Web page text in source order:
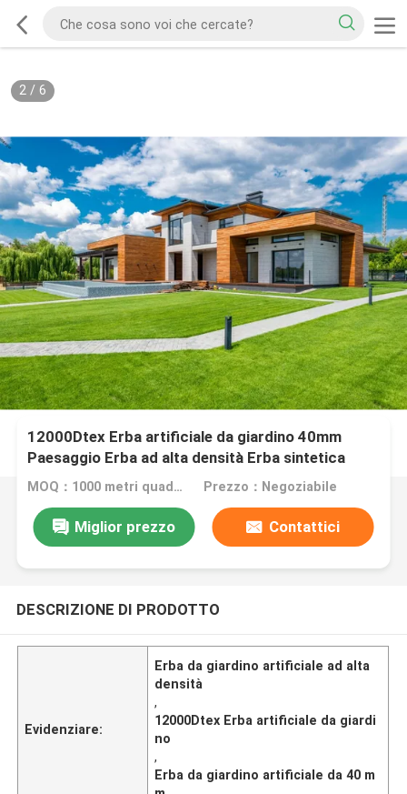
2/ 6
12000Dtex Erba artificiale da giardino 40mm
Paesaggio Erba ad alta densità Erba sintetica
MOQ：1000 metri quadrati Prezzo：Negoziabile
Miglior prezzo Contattici
DESCRIZIONE DI PRODOTTO
Evidenziare:
Erba da giardino artificiale ad alta
densità
,
12000Dtex Erba artificiale da giardi
no
,
Erba da giardino artificiale da 40 m